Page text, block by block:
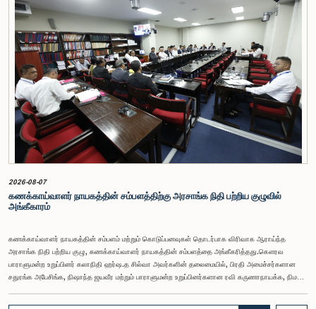
2026-08-07
கணக்காய்வாளர் நாயகத்தின் சம்பளத்திற்கு அரசாங்க நிதி பற்றிய குழுவில்
அங்கீகாரம்
கணக்காய்வாளர் நாயகத்தின் சம்பளம் மற்றும் கொடுப்பனவுகள் தொடர்பாக விரிவாக ஆராய்ந்த
அரசாங்க நிதி பற்றிய குழு, கணக்காய்வாளர் நாயகத்தின் சம்பளத்தை அங்கீகரித்தது.கௌரவ
பாராளுமன்ற உறுப்பினர் கலாநிதி ஹர்ஷ.த சில்வா அவர்களின் தலைமையில், பிரதி அமைச்சர்களான
சதுரங்க அபேசிங்க, நிஷாந்த ஜயவீர மற்றும் பாராளுமன்ற உறுப்பினர்களான ரவி கருணாநாயக்க, நிமல்